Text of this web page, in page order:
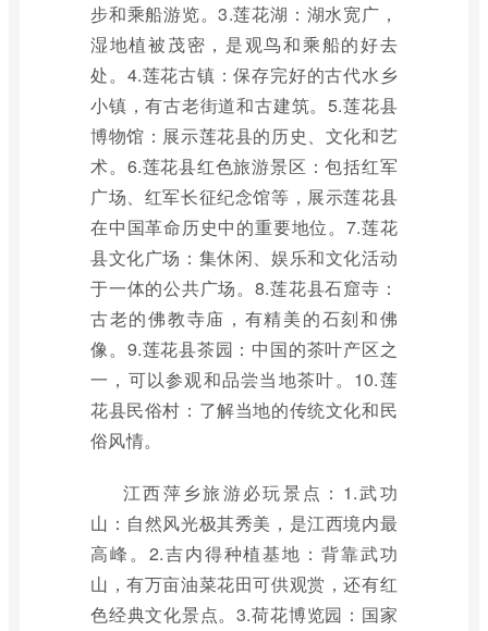
步和乘船游览。3.莲花湖：湖水宽广，
湿地植被茂密，是观鸟和乘船的好去
处。4.莲花古镇：保存完好的古代水乡
小镇，有古老街道和古建筑。5.莲花县
博物馆：展示莲花县的历史、文化和艺
术。6.莲花县红色旅游景区：包括红军
广场、红军长征纪念馆等，展示莲花县
在中国革命历史中的重要地位。7.莲花
县文化广场：集休闲、娱乐和文化活动
于一体的公共广场。8.莲花县石窟寺：
古老的佛教寺庙，有精美的石刻和佛
像。9.莲花县茶园：中国的茶叶产区之
一，可以参观和品尝当地茶叶。10.莲
花县民俗村：了解当地的传统文化和民
俗风情。
江西萍乡旅游必玩景点：1.武功
山：自然风光极其秀美，是江西境内最
高峰。2.吉内得种植基地：背靠武功
山，有万亩油菜花田可供观赏，还有红
色经典文化景点。3.荷花博览园：国家